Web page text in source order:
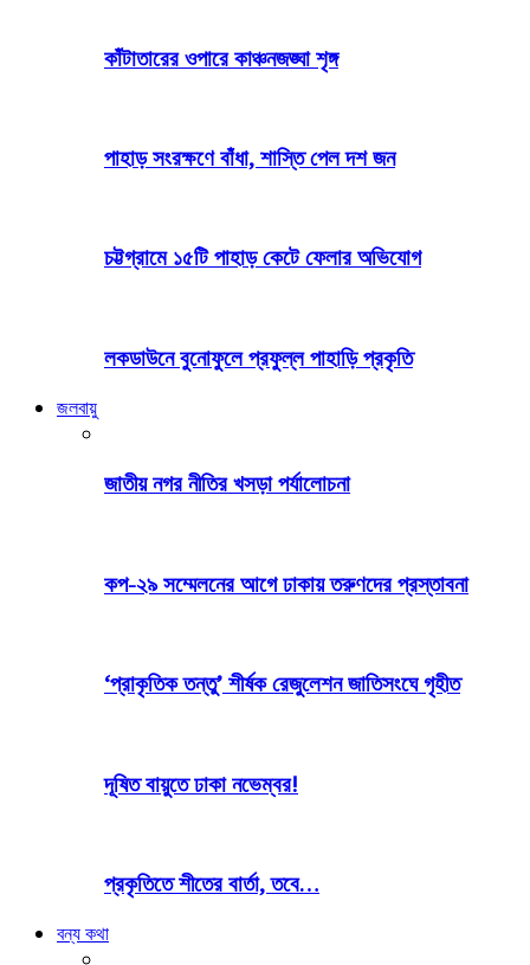
কাঁটাতারের ওপারে কাঞ্চনজঙ্ঘা শৃঙ্গ
পাহাড় সংরক্ষণে বাঁধা, শাস্তি পেল দশ জন
চট্টগ্রামে ১৫টি পাহাড় কেটে ফেলার অভিযোগ
লকডাউনে বুনোফুলে প্রফুল্ল পাহাড়ি প্রকৃতি
জলবায়ু
জাতীয় নগর নীতির খসড়া পর্যালোচনা
কপ-২৯ সম্মেলনের আগে ঢাকায় তরুণদের প্রস্তাবনা
‘প্রাকৃতিক তন্তু’ শীর্ষক রেজুলেশন জাতিসংঘে গৃহীত
দূষিত বায়ুতে ঢাকা নভেম্বর!
প্রকৃতিতে শীতের বার্তা, তবে…
বন্য কথা